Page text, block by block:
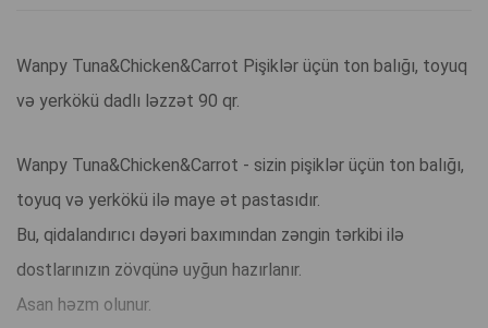
Wanpy Tuna&Chicken&Carrot Pişiklər üçün ton balığı, toyuq
və yerkökü dadlı ləzzət 90 qr.
Wanpy Tuna&Chicken&Carrot - sizin pişiklər üçün ton balığı,
toyuq və yerkökü ilə maye ət pastasıdır.
Bu, qidalandırıcı dəyəri baxımından zəngin tərkibi ilə
dostlarınızın zövqünə uyğun hazırlanır.
Asan həzm olunur.